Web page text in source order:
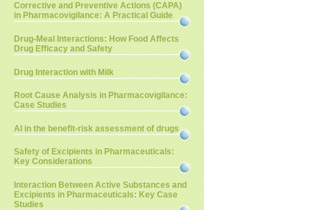
Corrective and Preventive Actions (CAPA)
in Pharmacovigilance: A Practical Guide
Drug-Meal Interactions: How Food Affects
Drug Efficacy and Safety
Drug Interaction with Milk
Root Cause Analysis in Pharmacovigilance:
Case Studies
AI in the benefit-risk assessment of drugs
Safety of Excipients in Pharmaceuticals:
Key Considerations
Interaction Between Active Substances and
Excipients in Pharmaceuticals: Key Case
Studies